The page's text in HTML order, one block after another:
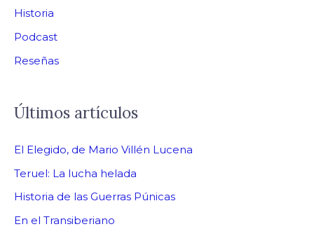
Historia
Podcast
Reseñas
Últimos artículos
El Elegido, de Mario Villén Lucena
Teruel: La lucha helada
Historia de las Guerras Púnicas
En el Transiberiano